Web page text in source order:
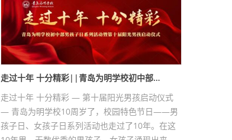
走过十年 十分精彩||青岛为明学校初中部…
走过十年 十分精彩 — 第十届阳光男孩启动仪式
— 青岛为明学校10周岁了，校园特色节日——男
孩子日、女孩子日系列活动也走过了10年。在这